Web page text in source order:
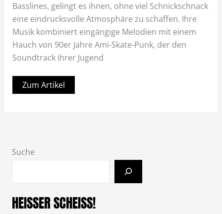
Basslines, gelingt es ihnen, ohne viel Schnickschnack
eine eindrucksvolle Atmosphäre zu schaffen. Ihre
Musik kombiniert eingängige Melodien mit einem
Hauch von 90er Jahre Ami-Skate-Punk, der den
Soundtrack ihrer Jugend
Zum Artikel
Suche
HEISSER SCHEISS!